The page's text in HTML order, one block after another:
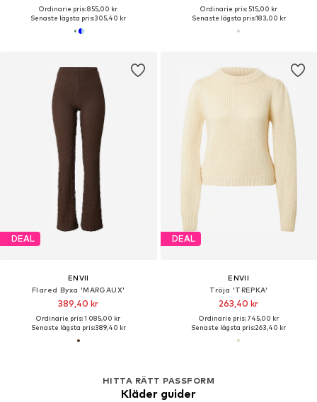
Ordinarie pris: 855,00 kr
Senaste lägsta pris:305,40 kr
Ordinarie pris: 515,00 kr
Senaste lägsta pris:183,00 kr
DEAL
ENVII
Flared Byxa 'MARGAUX'
389,40 kr
Ordinarie pris: 1 085,00 kr
Senaste lägsta pris:389,40 kr
DEAL
ENVII
Tröja 'TREPKA'
263,40 kr
Ordinarie pris: 745,00 kr
Senaste lägsta pris:263,40 kr
HITTA RÄTT PASSFORM
Kläder guider